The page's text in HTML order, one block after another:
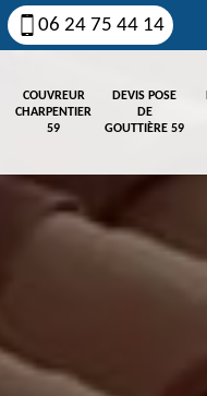
06 24 75 44 14
COUVREUR
CHARPENTIER
59
DEVIS POSE
DE
GOUTTIÈRE 59